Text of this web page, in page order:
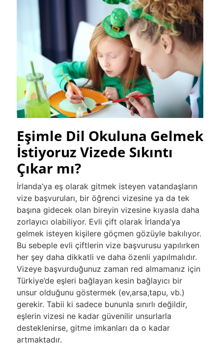
Eşimle Dil Okuluna Gelmek
İstiyoruz Vizede Sıkıntı
Çıkar mı?
İrlanda’ya eş olarak gitmek isteyen vatandaşların
vize başvuruları, bir öğrenci vizesine ya da tek
başına gidecek olan bireyin vizesine kıyasla daha
zorlayıcı olabiliyor. Evli çift olarak İrlanda’ya
gelmek isteyen kişilere göçmen gözüyle bakılıyor.
Bu sebeple evli çiftlerin vize başvurusu yapılırken
her şey daha dikkatli ve daha özenli yapılmalıdır.
Vizeye başvurduğunuz zaman red almamanız için
Türkiye’de eşleri bağlayan kesin bağlayıcı bir
unsur olduğunu göstermek (ev,arsa,tapu, vb.)
gerekir. Tabii ki sadece bununla sınırlı değildir,
eşlerin vizesi ne kadar güvenilir unsurlarla
desteklenirse, gitme imkanları da o kadar
artmaktadır.